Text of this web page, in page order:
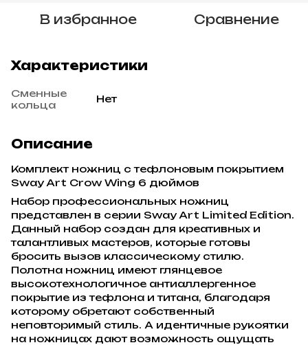
В избранное Сравнение
Характеристики
Сменные
кольца
Нет
Описание
Комплект ножниц c тефлоновым покрытием
Sway Art Crow Wing 6 дюймов
Набор профессиональных ножниц
представлен в серии Sway Art Limited Edition.
Данный набор создан для креативных и
талантливых мастеров, которые готовы
бросить вызов классическому стилю.
Полотна ножниц имеют глянцевое
высокотехнологичное антиаллергенное
покрытие из тефлона и титана, благодаря
которому обретают собственный
неповторимый стиль. А идентичные рукоятки
на ножницах дают возможность ощущать